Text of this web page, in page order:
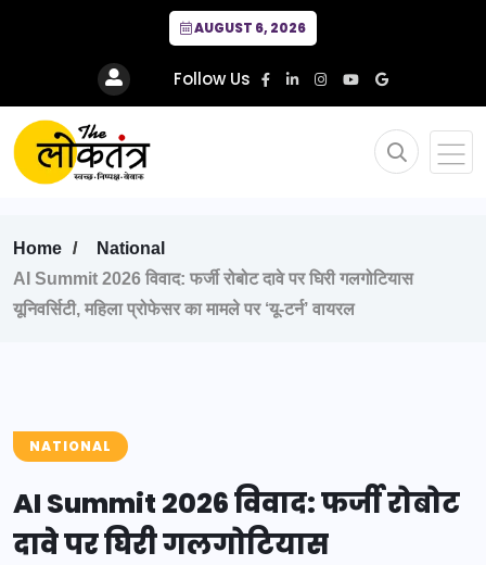
AUGUST 6, 2026
Follow Us
Home
National
AI Summit 2026 विवाद: फर्जी रोबोट दावे पर घिरी गलगोटियास
यूनिवर्सिटी, महिला प्रोफेसर का मामले पर ‘यू-टर्न’ वायरल
NATIONAL
AI Summit 2026 विवाद: फर्जी रोबोट
दावे पर घिरी गलगोटियास